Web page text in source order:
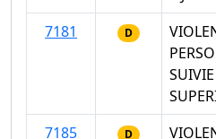
7181
D
7185
D